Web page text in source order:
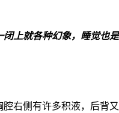
上就各种幻象，睡觉也
右侧有许多积液，后背